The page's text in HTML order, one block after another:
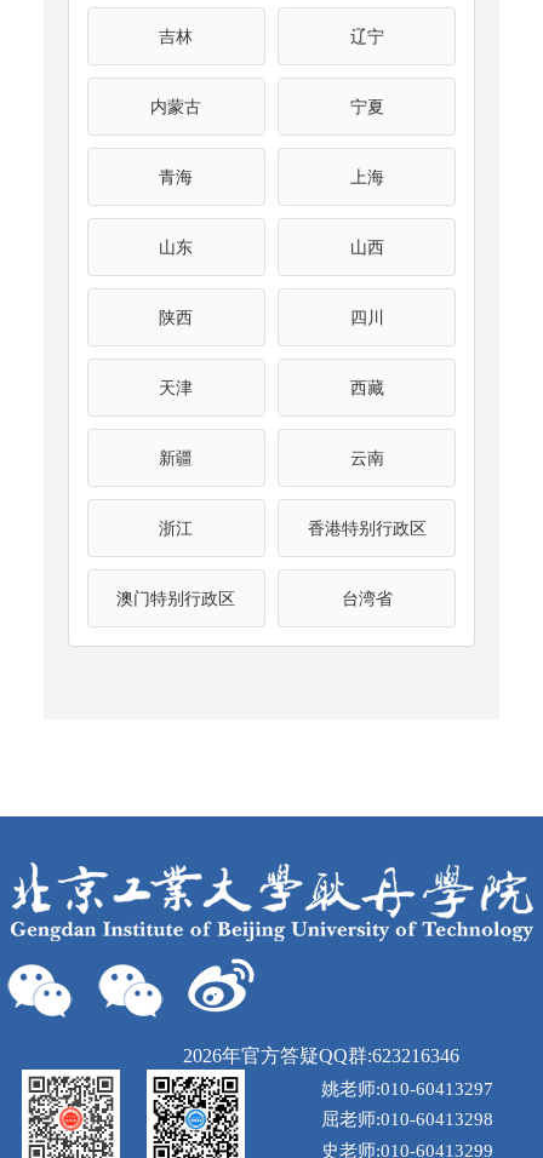
吉林 辽宁
内蒙古 宁夏
青海 上海
山东 山西
陕西 四川
天津 西藏
新疆 云南
浙江 香港特别行政区
澳门特别行政区 台湾省
2026年官方答疑QQ群:623216346
姚老师:010-60413297
屈老师:010-60413298
史老师:010-60413299